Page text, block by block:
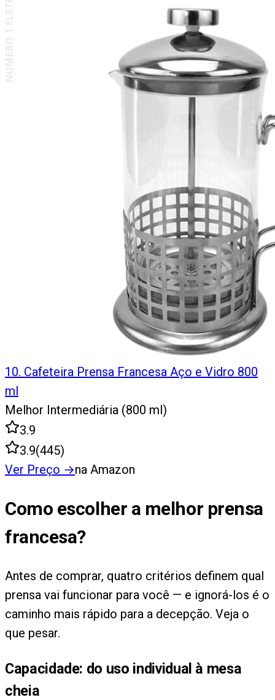
10. Cafeteira Prensa Francesa Aço e Vidro 800
ml
Melhor Intermediária (800 ml)
3.9
3.9(445)
Ver Preço →na Amazon
Como escolher a melhor prensa
francesa?
Antes de comprar, quatro critérios definem qual
prensa vai funcionar para você — e ignorá-los é o
caminho mais rápido para a decepção. Veja o
que pesar.
Capacidade: do uso individual à mesa
cheia